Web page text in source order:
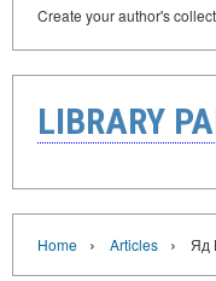
Create your author's
LIBRARY
Home › Articles › Яд